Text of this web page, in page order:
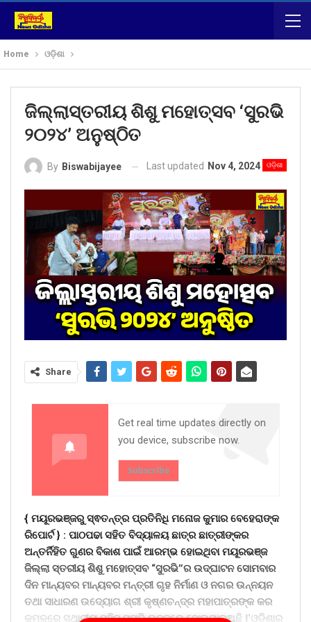
Home ଓଡ଼ିଶା
ଜିଲ୍ଲାସ୍ତରୀୟ ଶିଶୁ ମହୋତ୍ସବ ‘ସୁରଭି
୨୦୨୪’ ଅନୁଷ୍ଠିତ
ଓଡ଼ିଶା
By Biswabijayee Last updated Nov 4, 2024
Share
Get real time updates directly on
you device, subscribe now.
Subscribe
{ ମୟୂରଭଞ୍ଜରୁ ସ୍ଵତନ୍ତ୍ର ପ୍ରତିନିଧି ମନୋଜ କୁମାର ବେହେରାଙ୍କ
ରିପୋର୍ଟ } : ପାଠପଢା ସହିତ ବିଦ୍ୟାଳୟ ଛାତ୍ର ଛାତ୍ରୀଙ୍କର
ଅନ୍ତର୍ନିହିତ ଗୁଣର ବିକାଶ ପାଇଁ ଆରମ୍ଭ ହୋଇଥିବା ମୟୂରଭଞ୍ଜ
ଜିଲ୍ଲା ସ୍ତରୀୟ ଶିଶୁ ମହୋତ୍ସବ “ସୁରଭି”ର ଉଦ୍ଘାଟନ ସୋମବାର
ଦିନ ମାନ୍ୟବର ମାନ୍ୟବର ମନ୍ତ୍ରୀ ଗୃହ ନିର୍ମାଣ ଓ ନଗର ଉନ୍ନୟନ
ତଥା ସାଧାରଣ ଉଦ୍ୟୋଗ ଶ୍ରୀ କୃଷ୍ଣଚନ୍ଦ୍ର ମହାପାତ୍ରଙ୍କ କର
କମଳରେ ସ୍ଥାନୀୟ ସହିଦ ସ୍ମୃତି ଭବନରେ ହୋଇଯାଇଅଛି l‘ଓଡିଶାର